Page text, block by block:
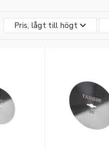
Pris, lågt till högt